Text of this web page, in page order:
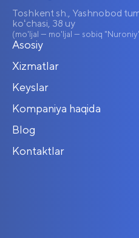
Toshkent sh., Yashnobod
koʻchasi, 38 uy
(mo'ljal — mo'ljal — sobiq
Asosiy
Xizmatlar
Keyslar
Kompaniya haqida
Blog
Kontaktlar